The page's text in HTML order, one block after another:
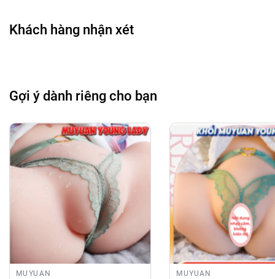
Khách hàng nhận xét
Gợi ý dành riêng cho bạn
MUYUAN MUYUAN